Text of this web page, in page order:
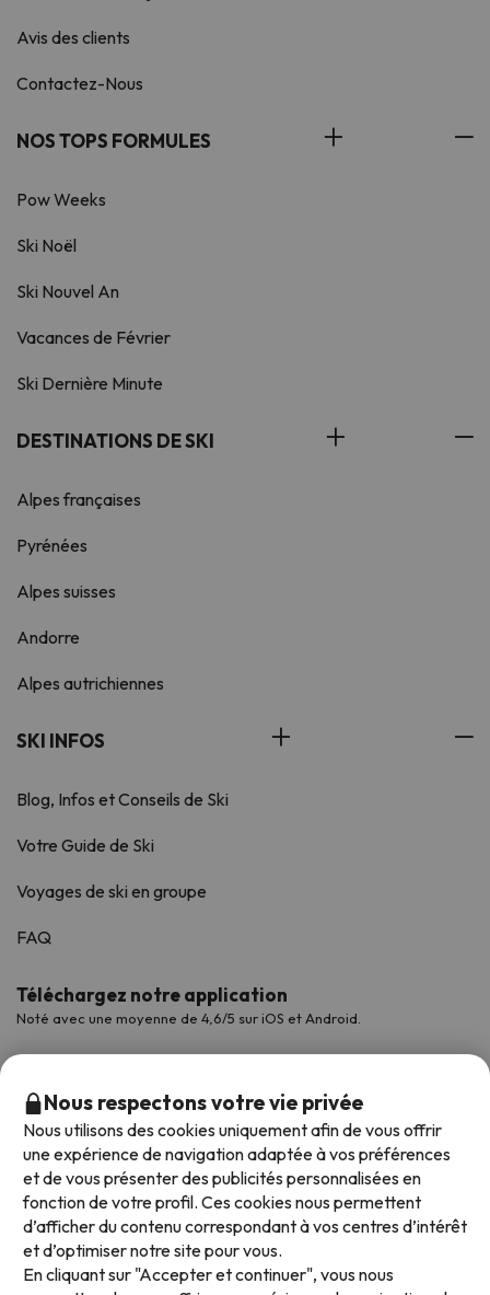
Avis des clients
Contactez-Nous
NOS TOPS FORMULES
Pow Weeks
Ski Noël
Ski Nouvel An
Vacances de Février
Ski Dernière Minute
DESTINATIONS DE SKI
Alpes françaises
Pyrénées
Alpes suisses
Andorre
Alpes autrichiennes
SKI INFOS
Blog, Infos et Conseils de Ski
Votre Guide de Ski
Voyages de ski en groupe
FAQ
Téléchargez notre application
Noté avec une moyenne de 4,6/5 sur iOS et Android.
Modes de paiement disponibles
Nous respectons votre vie privée
Nous utilisons des cookies uniquement afin de vous offrir
une expérience de navigation adaptée à vos préférences
et de vous présenter des publicités personnalisées en
fonction de votre profil. Ces cookies nous permettent
d’afficher du contenu correspondant à vos centres d’intérêt
et d’optimiser notre site pour vous.
En cliquant sur "Accepter et continuer", vous nous